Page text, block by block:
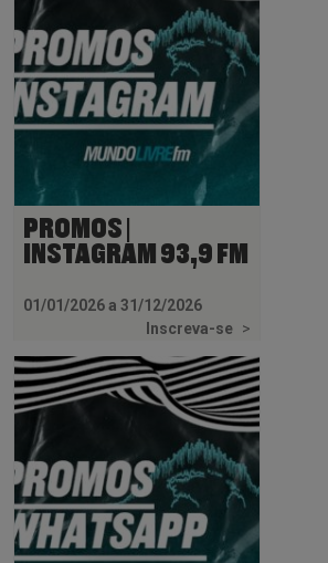
PROMOS |
INSTAGRAM 93,9 FM
01/01/2026 a 31/12/2026
Inscreva-se >